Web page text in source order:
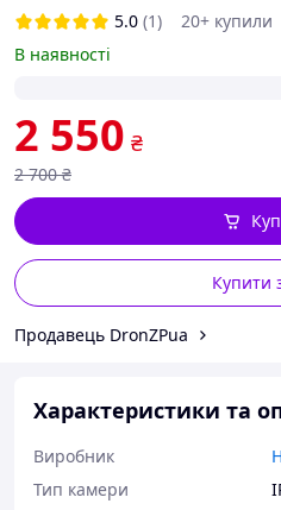
5.0 (1)
20+ купили
В наявності
2 550 ₴
2 700 ₴
Купити
Продавець DronZPua
Характеристики та
Виробник
Тип камери